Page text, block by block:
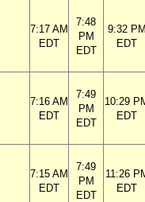
7:17 AM
EDT
7:48
PM
EDT
9:32
EDT
7:16 AM
EDT
7:49
PM
EDT
10:29
EDT
7:15 AM
EDT
7:49
PM
EDT
11:26
EDT